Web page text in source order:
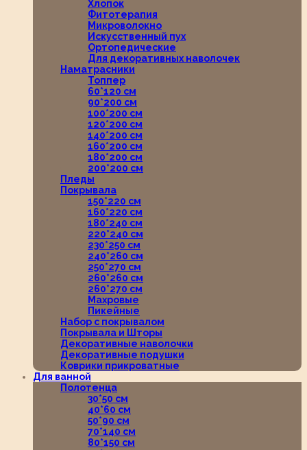
Хлопок
Фитотерапия
Микроволокно
Искусственный пух
Ортопедические
Для декоративных наволочек
Наматрасники
Топпер
60*120 см
90*200 см
100*200 см
120*200 см
140*200 см
160*200 см
180*200 см
200*200 см
Пледы
Покрывала
150*220 см
160*220 см
180*240 см
220*240 см
230*250 см
240*260 см
250*270 см
260*260 см
260*270 см
Махровые
Пикейные
Набор с покрывалом
Покрывала и Шторы
Декоративные наволочки
Декоративные подушки
Коврики прикроватные
Для ванной
Полотенца
30*50 см
40*60 см
50*90 см
70*140 см
80*150 см